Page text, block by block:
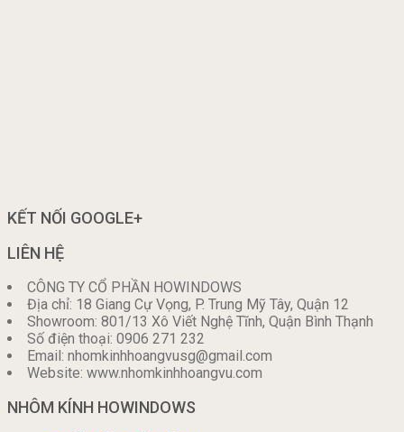
KẾT NỐI GOOGLE+
LIÊN HỆ
CÔNG TY CỔ PHẦN HOWINDOWS
Địa chỉ: 18 Giang Cự Vọng, P. Trung Mỹ Tây, Quận 12
Showroom: 801/13 Xô Viết Nghệ Tĩnh, Quận Bình Thạnh
Số điện thoại: 0906 271 232
Email: nhomkinhhoangvusg@gmail.com
Website: www.nhomkinhhoangvu.com
NHÔM KÍNH HOWINDOWS